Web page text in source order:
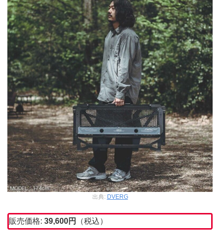
出典: DVERG
販売価格: 39,600円 （税込）